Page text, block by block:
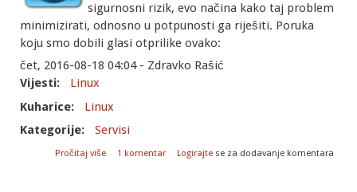
sigurnosni rizik, evo načina kako taj problem
minimizirati, odnosno u potpunosti ga riješiti. Poruka
koju smo dobili glasi otprilike ovako:
čet, 2016-08-18 04:04 - Zdravko Rašić
Vijesti:
Linux
Kuharice:
Linux
Kategorije:
Servisi
Pročitaj više o Kako ograničiti ili onemogućiti rpcbind?
1 komentar Logirajte se za dodavanje komentara